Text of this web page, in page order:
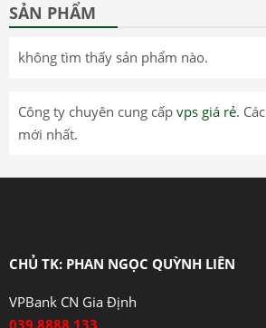
SẢN PHẨM
không tìm thấy sản phẩm nào.
Công ty chuyên cung cấp vps giá rẻ. Các
mới nhất.
CHỦ TK: PHAN NGỌC QUỲNH LIÊN
VPBank CN Gia Định
039.8888.133